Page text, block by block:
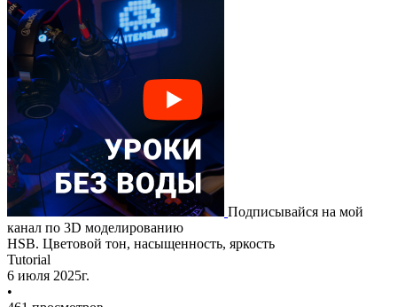
Подписывайся на мой
канал по 3D моделированию
HSB. Цветовой тон, насыщенность, яркость
Tutorial
6 июля 2025г.
•